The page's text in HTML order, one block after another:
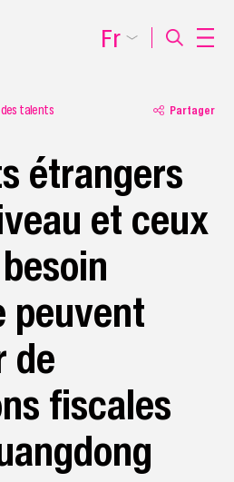
talents Partager
étrangers
et ceux
peuvent
de
fiscales
Fr